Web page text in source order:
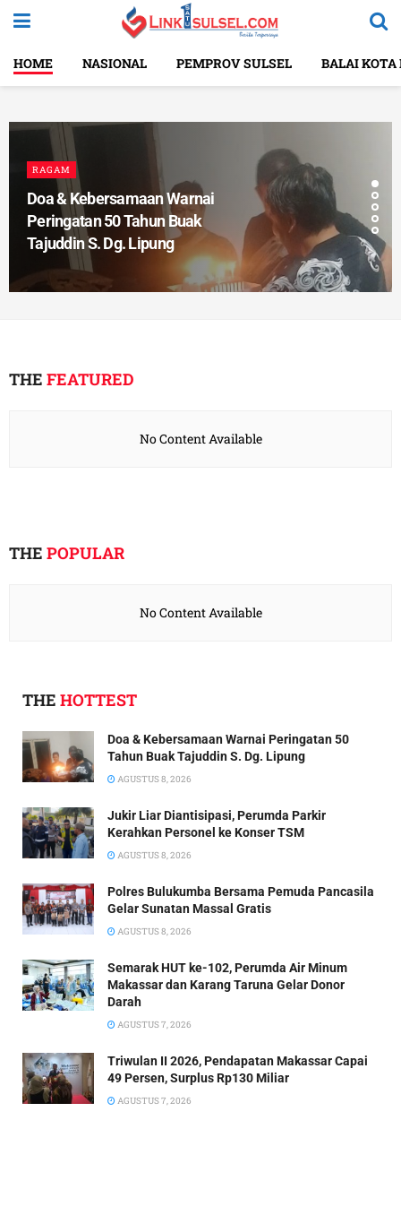
HOME NASIONAL PEMPROV SULSEL BALAI
RAGAM
Doa & Kebersamaan Warnai
Peringatan 50 Tahun Buak
Tajuddin S. Dg. Lipung
THE FEATURED
No Content Available
THE POPULAR
No Content Available
THE HOTTEST
Doa & Kebersamaan Warnai Peringatan 50
Tahun Buak Tajuddin S. Dg. Lipung
AGUSTUS 8, 2026
Jukir Liar Diantisipasi, Perumda Parkir
Kerahkan Personel ke Konser TSM
AGUSTUS 8, 2026
Polres Bulukumba Bersama Pemuda Pancasila
Gelar Sunatan Massal Gratis
AGUSTUS 8, 2026
Semarak HUT ke-102, Perumda Air Minum
Makassar dan Karang Taruna Gelar Donor
Darah
AGUSTUS 7, 2026
Triwulan II 2026, Pendapatan Makassar Capai
49 Persen, Surplus Rp130 Miliar
AGUSTUS 7, 2026